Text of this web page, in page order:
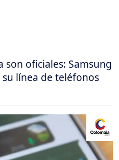
son oficiales: Samsung
línea de teléfonos